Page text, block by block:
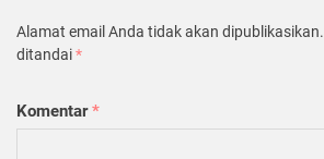
Alamat email Anda tidak akan dipublikasikan.
ditandai*
Komentar*